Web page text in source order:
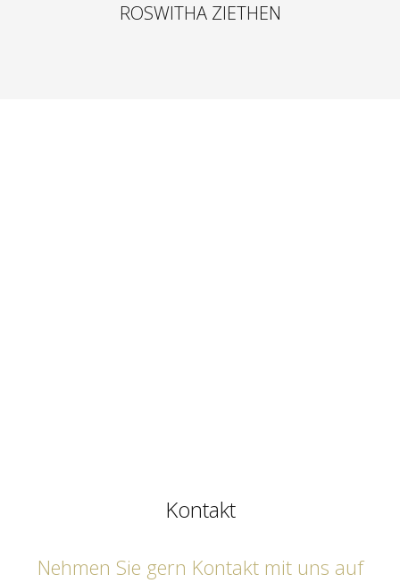
ROSWITHA ZIETHEN
Kontakt
Nehmen Sie gern Kontakt mit uns auf